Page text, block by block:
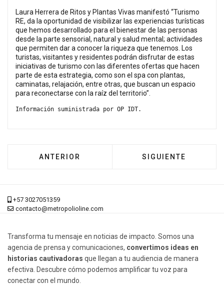
Laura Herrera de Ritos y Plantas Vivas manifestó “Turismo
RE, da la oportunidad de visibilizar las experiencias turísticas
que hemos desarrollado para el bienestar de las personas
desde la parte sensorial, natural y salud mental; actividades
que permiten dar a conocer la riqueza que tenemos. Los
turistas, visitantes y residentes podrán disfrutar de estas
iniciativas de turismo con las diferentes ofertas que hacen
parte de esta estrategia, como son el spa con plantas,
caminatas, relajación, entre otras, que buscan un espacio
para reconectarse con la raíz del territorio”.
Información suministrada por OP IDT.
ARTÍCULO ANTERIOR: PRESIDENTE PETRO
ANTERIOR ARTÍCULO
SIGUIENTE
+57 3027051359
contacto@metropolioline.com
Transforma tu mensaje en noticias de impacto. Somos una
agencia de prensa y comunicaciones, convertimos ideas en
historias cautivadoras que llegan a tu audiencia de manera
efectiva. Descubre cómo podemos amplificar tu voz para
conectar con el mundo.